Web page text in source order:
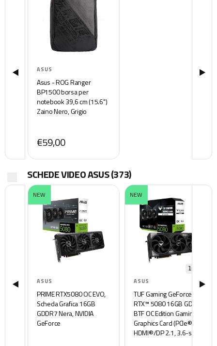
ASUS
Asus - ROG Ranger
BP1500 borsa per
notebook 39,6 cm (15.6")
Zaino Nero, Grigio
€59,00
SCHEDE VIDEO ASUS(373)
ASUS
PRIME RTX5080 OC EVO,
Scheda Grafica 16GB
GDDR7 Nera, NVIDIA
GeForce
NEW
16 GB
ASUS
TUF Gaming GeForce
RTX™ 5080 16GB GDDR7
BTF OC Edition Gaming
Graphics Card (PCIe® 5.0,
HDMI®/DP 2.1, 3.6-slot,
NEW